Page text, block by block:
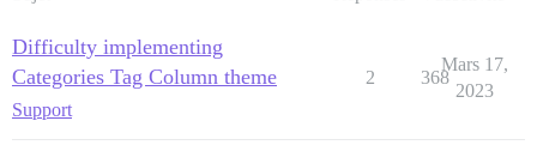
Difficulty implementing
Categories Tag Column theme
Support
2 368
Mars 17,
2023